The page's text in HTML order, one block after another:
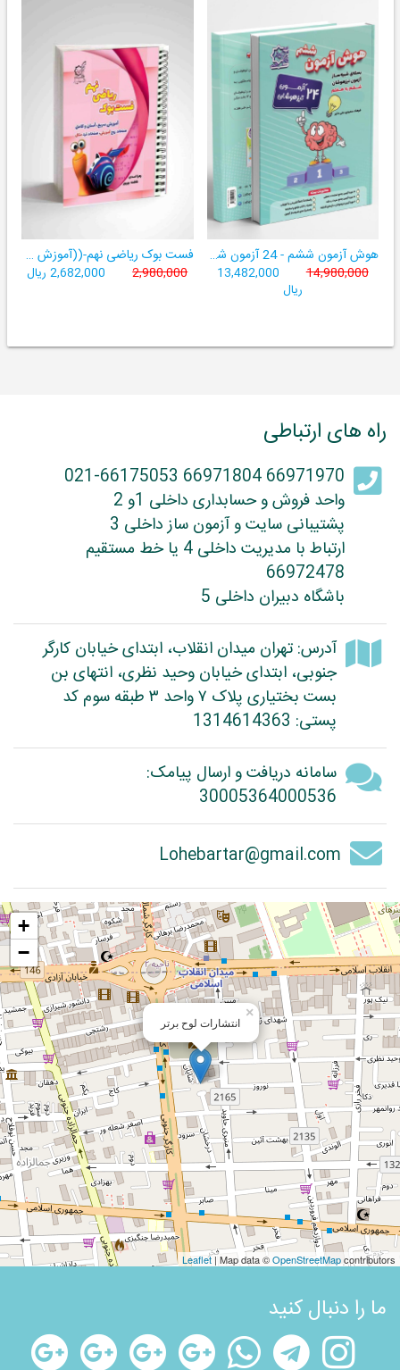
هوش آزمون ششم - 24 آزمون شبیه ساز تیزهوشان
14,980,000
13,482,000
ریال
فست بوک ریاضی نهم-((آموزش سریع، آسان و کامل ریاضی پایۀ نهم))
2,980,000 2,682,000 ریال
راه های ارتباطی
66971970 66971804 021-66175053
واحد فروش و حسابداری داخلی 1و 2
پشتیبانی سایت و آزمون ساز داخلی 3
ارتباط با مدیریت داخلی 4 یا خط مستقیم
66972478
باشگاه دبیران داخلی 5
آدرس: تهران میدان انقلاب، ابتدای خیابان کارگر
جنوبی، ابتدای خیابان وحید نظری، انتهای بن
بست بختیاری پلاک ۷ واحد ۳ طبقه سوم کد
پستی: 1314614363
سامانه دریافت و ارسال پیامک:
30005364000536
Lohebartar@gmail.com
انتشارات لوح برتر
×
+
−
Leaflet| Map data ©OpenStreetMapcontributors
ما را دنبال کنید